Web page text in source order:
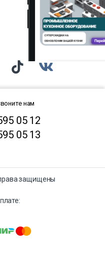
нам
05 12
05 13
защищены